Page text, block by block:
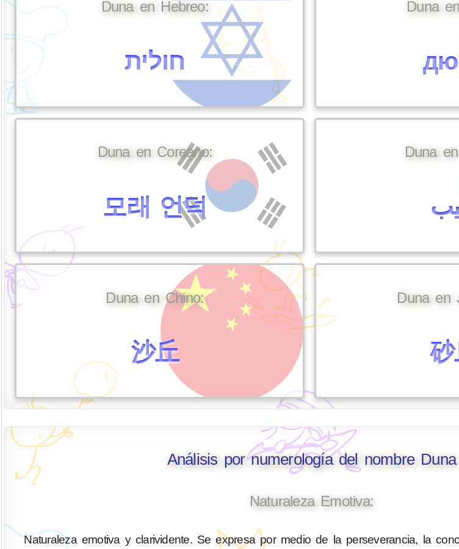
Duna en Hebreo:
חולית
Duna
Duna en Coreano:
모래 언덕
Duna
Duna en Chino:
沙丘
Duna en
Análisis por numerología del nombre Duna
Naturaleza Emotiva:
Naturaleza emotiva y clarividente. Se expresa por medio de la perseverancia, la